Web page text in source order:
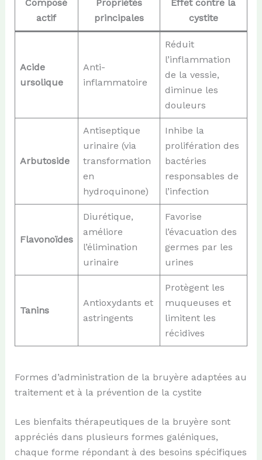
Composé
actif
Propriétés
principales
Effet contre la
cystite
Acide
ursolique
Anti-
inflammatoire
Réduit
l’inflammation
de la vessie,
diminue les
douleurs
Arbutoside
Antiseptique
urinaire (via
transformation
en
hydroquinone)
Inhibe la
prolifération des
bactéries
responsables de
l’infection
Flavonoïdes
Diurétique,
améliore
l’élimination
urinaire
Favorise
l’évacuation des
germes par les
urines
Tanins
Antioxydants et
astringents
Protègent les
muqueuses et
limitent les
récidives
Formes d’administration de la bruyère adaptées au
traitement et à la prévention de la cystite
Les bienfaits thérapeutiques de la bruyère sont
appréciés dans plusieurs formes galéniques,
chaque forme répondant à des besoins spécifiques